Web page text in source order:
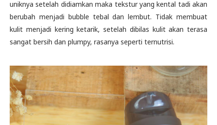
uniknya setelah didiamkan maka tekstur yang kental tadi akan
berubah menjadi bubble tebal dan lembut. Tidak membuat
kulit menjadi kering ketarik, setelah dibilas kulit akan terasa
sangat bersih dan plumpy, rasanya seperti ternutrisi.